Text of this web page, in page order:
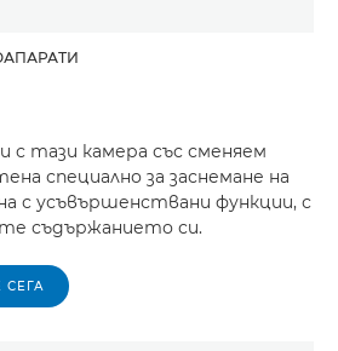
тази камера със сменяем
специално за заснемане на
с усъвършенствани функции, с
съдържанието си.
СЕГА